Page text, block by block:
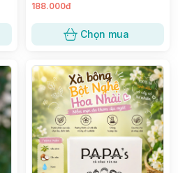
188.000đ
Chọn mua